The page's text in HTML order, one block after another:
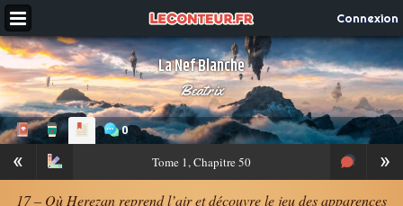
Connexion
La Nef Blanche
Beatrix
0
« »
Tome 1, Chapitre 50
17 – Où Herezan reprend l’air et découvre le jeu des apparences